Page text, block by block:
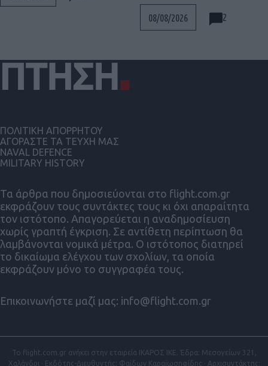
08/08/2026 2
Τα άρθρα που δημοσιεύονται στο flight.com.gr
εκφράζουν τους συντάκτες τους κι όχι απαραίτητα
τον ιστότοπο. Απαγορεύεται η αναδημοσίευση
χωρίς γραπτή έγκριση. Σε αντίθετη περίπτωση θα
λαμβάνονται νομικά μέτρα. Ο ιστότοπος διατηρεί
το δικαίωμα ελέγχου των σχολίων, τα οποία
εκφράζουν μόνο το συγγραφέα τους.
Επικοινωνήστε μαζί μας: info@flight.com.gr
ΠΟΛΙΤΙΚΗ ΑΠΟΡΡΗΤΟΥ
ΑΓΟΡΑΣΤΕ ΤΑ ΤΕΥΧΗ ΜΑΣ
NAVAL DEFENCE
MILITARY HISTORY
Το flight.com.gr ανήκει στην εταιρεία ΙΚΑΡΟΣ ΙΚΕ. Έδρα: Μεσογείων 321,
Χαλάνδρι · Εκδότης-Διευθυντής: Φαίδων Καραϊωσηφίδης · Αρχισυντάκτης: